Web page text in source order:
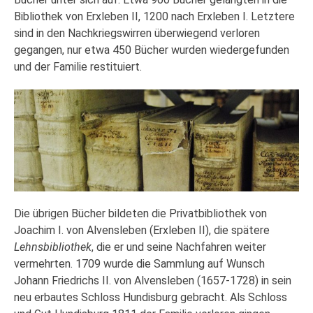
Bibliothek von Erxleben II, 1200 nach Erxleben I. Letztere
sind in den Nachkriegswirren überwiegend verloren
gegangen, nur etwa 450 Bücher wurden wiedergefunden
und der Familie restituiert.
Die übrigen Bücher bildeten die Privatbibliothek von
Joachim I. von Alvensleben (Erxleben II), die spätere
Lehnsbibliothek, die er und seine Nachfahren weiter
vermehrten. 1709 wurde die Sammlung auf Wunsch
Johann Friedrichs II. von Alvensleben (1657-1728) in sein
neu erbautes Schloss Hundisburg gebracht. Als Schloss